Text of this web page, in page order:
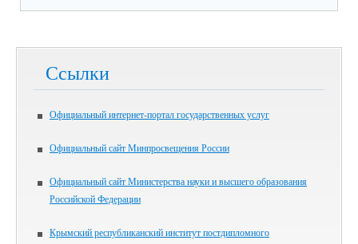
Ссылки
Официальный интернет-портал государственных услуг
Официальный сайт Минпросвещения России
Официальный сайт Министерства науки и высшего образования
Российской Федерации
Крымский республиканский институт постдипломного